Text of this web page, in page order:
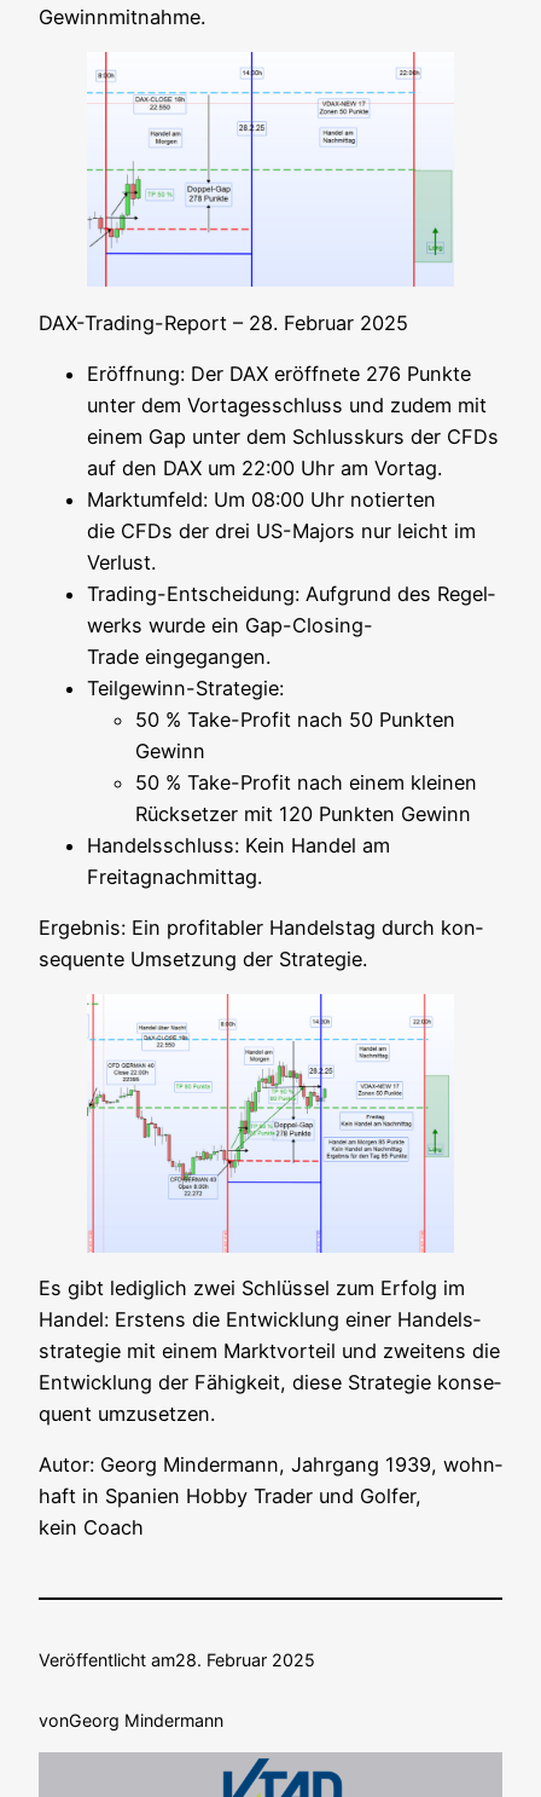
Gewinnmitnahme.
DAX-Tra­ding-Report – 28. Febru­ar 2025
Eröff­nung: Der DAX eröff­ne­te 276 Punk­te
unter dem Vor­ta­ges­schluss und zudem mit
einem Gap unter dem Schluss­kurs der CFDs
auf den DAX um 22:00 Uhr am Vortag.
Markt­um­feld: Um 08:00 Uhr notier­ten
die CFDs der drei US-Majors nur leicht im
Verlust.
Tra­ding-Ent­schei­dung: Auf­grund des Regel­
werks wur­de ein Gap-Clo­sing-
Trade eingegangen.
Teil­ge­winn-Stra­te­gie:
50 % Take-Pro­fit nach 50 Punk­ten
Gewinn
50 % Take-Pro­fit nach einem klei­nen
Rück­set­zer mit 120 Punk­ten Gewinn
Han­dels­schluss: Kein Han­del am
Freitagnachmittag.
Ergeb­nis: Ein pro­fi­ta­bler Han­dels­tag durch kon­
se­quen­te Umset­zung der Strategie.
Es gibt ledig­lich zwei Schlüs­sel zum Erfolg im
Han­del: Ers­tens die Ent­wick­lung einer Han­dels­
stra­te­gie mit einem Markt­vor­teil und zwei­tens die
Ent­wick­lung der Fähig­keit, die­se Stra­te­gie kon­se­
quent umzusetzen.
Autor: Georg Min­der­mann, Jahr­gang 1939, wohn­
haft in Spa­ni­en Hob­by Trader und Gol­fer,
kein Coach
Veröffentlicht am28. Februar 2025
vonGeorg Mindermann